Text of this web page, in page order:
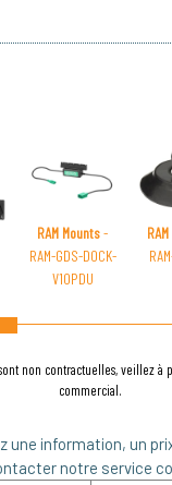
RAM Mounts-
RAM-GDS-DOCK-
V10PDU
non contractuelles, veillez à
commercial.
une information, un
notre service